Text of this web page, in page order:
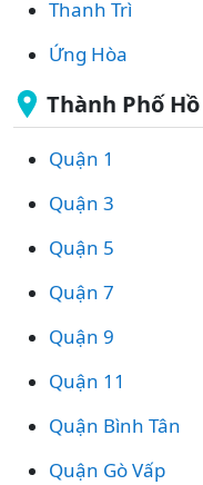
Thanh Trì
Ứng Hòa
Thành Phố
Quận 1
Quận 3
Quận 5
Quận 7
Quận 9
Quận 11
Quận Bình Tân
Quận Gò Vấp